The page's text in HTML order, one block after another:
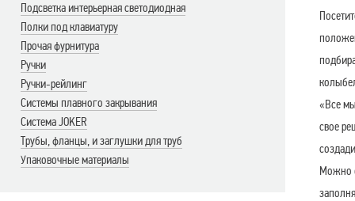
Подсветка интерьерная светодиодная
Полки под клавиатуру
Прочая фурнитура
Ручки
Ручки-рейлинг
Системы плавного закрывания
Система JOKER
Трубы, фланцы, и заглушки для труб
Упаковочные материалы
«Все
свое
Можно